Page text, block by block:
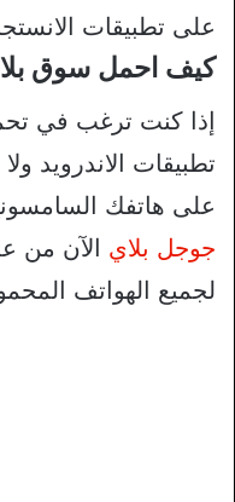
على تطبيقات
كيف احمل سوق
على هاتفك
جوجل بلاي الآن من
لجميع الهواتف